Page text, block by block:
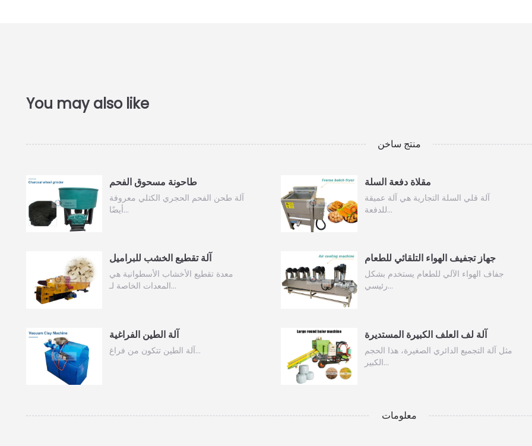
منتج ساخن
طاحونة مسحوق الفحم
آلة طحن الفحم الحجري الكتلي معروفة
أيضًا…
مقلاة دفعة السلة
آلة قلي السلة التجارية هي آلة عميقة
للدفعة…
آلة تقطيع الخشب للبراميل
معدة تقطيع الأخشاب الأسطوانية هي
المعدات الخاصة لـ…
جهاز تجفيف الهواء التلقائي للطعام
جفاف الهواء الآلي للطعام يستخدم بشكل
رئيسي…
آلة الطين الفراغية
آلة الطين تتكون من فراغ…
آلة لف العلف الكبيرة المستديرة
مثل آلة التجميع الدائري الصغيرة، هذا الحجم
الكبير…
معلومات